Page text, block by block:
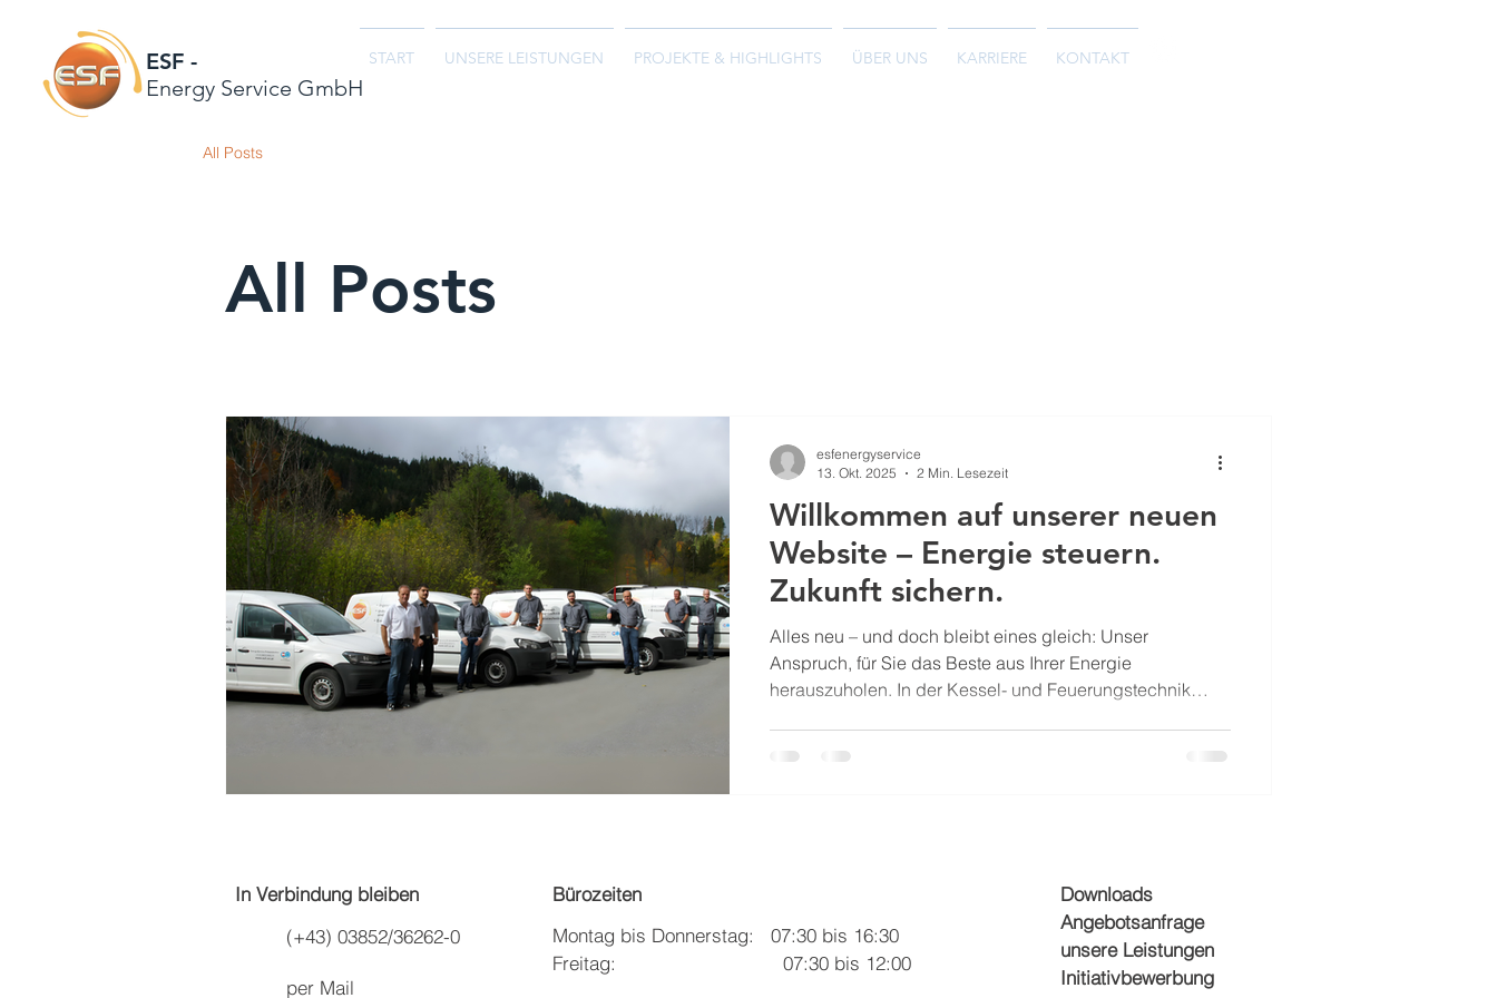
ESF -
Energy Service GmbH
START UNSERE LEISTUNGEN PROJEKTE & HIGHLIGHTS ÜBER UNS KARRIERE KONTAKT
All Posts
All Posts
Willkommen auf unserer neuen
Website – Energie steuern.
Zukunft sichern.
Alles neu – und doch bleibt eines gleich: Unser
Anspruch, für Sie das Beste aus Ihrer Energie
herauszuholen. In der Kessel- und Feuerungstechnik
esfenergyservice
13. Okt. 2025
2 Min. Lesezeit
In Verbindung bleiben
Bürozeiten
(+43) 03852/36262-0
per Mail
Montag bis Donnerstag: 07:30 bis 16:30
Freitag: 07:30 bis 12:00
Downloads
Angebotsanfrage
unsere Leistungen
Initiativbewerbung